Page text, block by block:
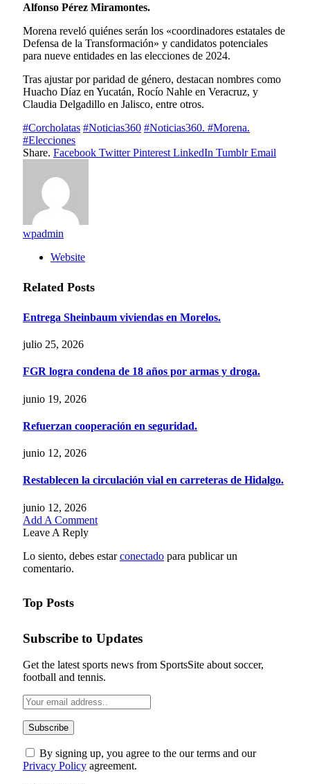
Alfonso Pérez Miramontes.
Morena reveló quiénes serán los «coordinadores estatales de
Defensa de la Transformación» y candidatos potenciales
para nueve entidades en las elecciones de 2024.
Tras ajustar por paridad de género, destacan nombres como
Huacho Díaz en Yucatán, Rocío Nahle en Veracruz, y
Claudia Delgadillo en Jalisco, entre otros.
#Corcholatas #Noticias360 #Noticias360. #Morena.
#Elecciones
Share. Facebook Twitter Pinterest LinkedIn Tumblr Email
wpadmin
Website
Related Posts
Entrega Sheinbaum viviendas en Morelos.
julio 25, 2026
FGR logra condena de 18 años por armas y droga.
junio 19, 2026
Refuerzan cooperación en seguridad.
junio 12, 2026
Restablecen la circulación vial en carreteras de Hidalgo.
junio 12, 2026
Add A Comment
Leave A Reply
Lo siento, debes estarconectado para publicar un
comentario.
Top Posts
Subscribe to Updates
Get the latest sports news from SportsSite about soccer,
football and tennis.
By signing up, you agree to the our terms and our
Privacy Policy agreement.